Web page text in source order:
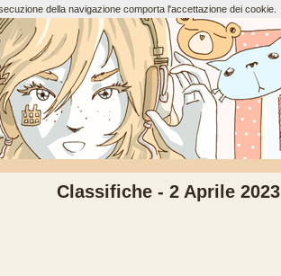
Classifiche - 2 Aprile 2023
della navigazione comporta l'accettazione dei cookie.